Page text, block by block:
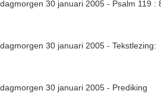
30 januari 2005 - Psalm 119 :
30 januari 2005 - Tekstlezing:
30 januari 2005 - Prediking